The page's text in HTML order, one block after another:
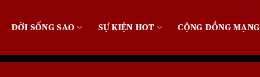
ĐỜI SỐNG SAO SỰ KIỆN HOT CỘNG ĐỒNG MẠNG